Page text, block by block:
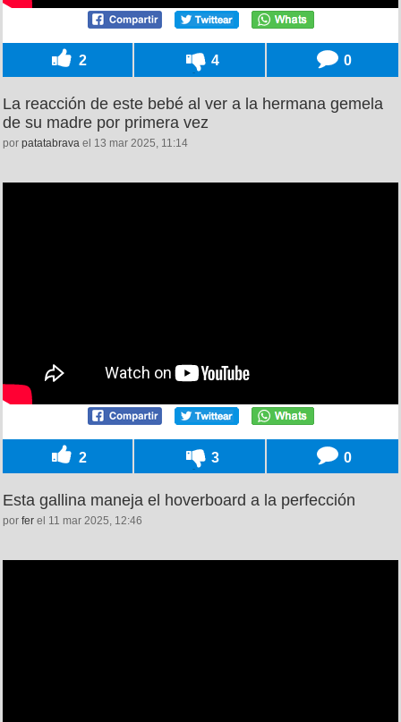
2 4 0
La reacción de este bebé al ver a la hermana gemela
de su madre por primera vez
por patatabrava el 13 mar 2025, 11:14
2 3 0
Esta gallina maneja el hoverboard a la perfección
por fer el 11 mar 2025, 12:46